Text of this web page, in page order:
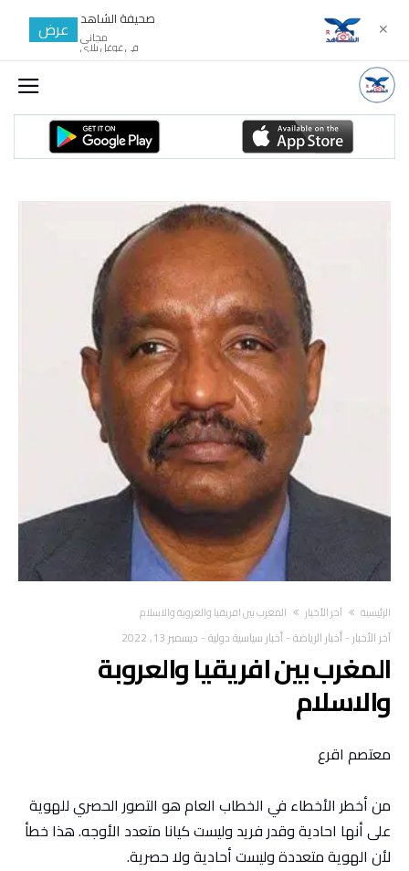
‫الرئيسية‬ آخر الأخبار المغرب بين افريقيا والعروبة والاسلام
آخر الأخبار-أخبار الرياضة-أخبار سياسية دولية- ديسمبر 13, 2022
المغرب بين افريقيا والعروبة
والاسلام
معتصم اقرع
من أخطر الأخطاء في الخطاب العام هو التصور الحصري للهوية
على أنها احادية وقدر فريد وليست كيانا متعدد الأوجه. هذا خطأ
لأن الهوية متعددة وليست أحادية ولا حصرية.
✕ صحيفة الشاهد
مجانى
في غوغل بلاي
عرض